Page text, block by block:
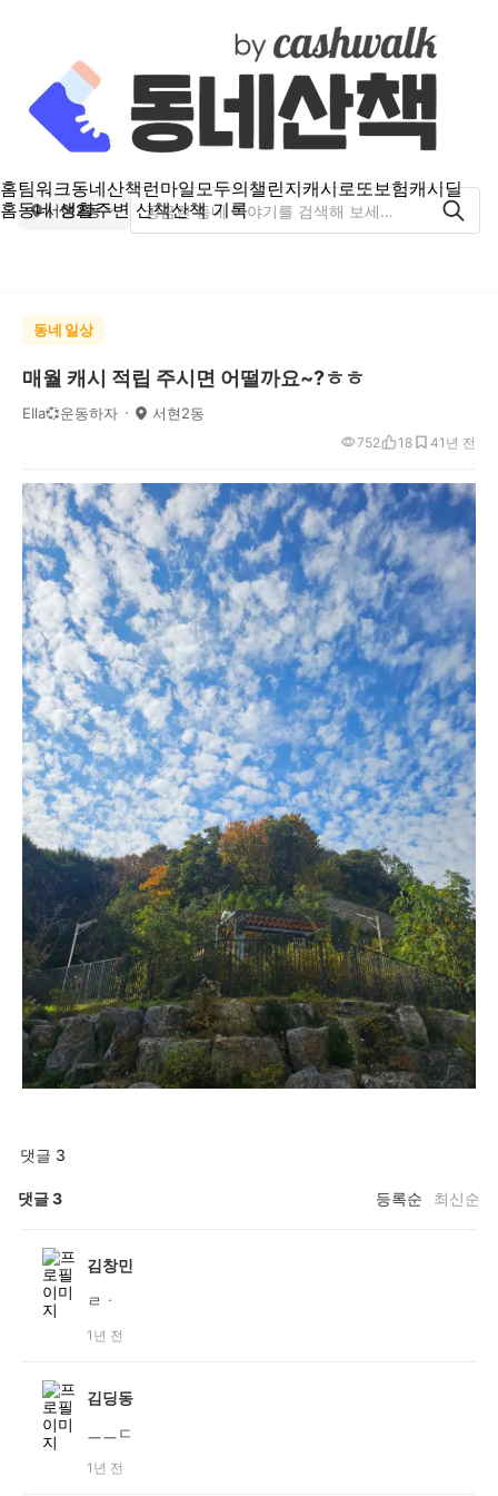
홈팀워크동네산책런마일모두의챌린지캐시로또보험캐시딜
홈동네 생활주변 산책산책 기록
서현2동
동네 일상
매월 캐시 적립 주시면 어떨까요~?ㅎㅎ
EIla💞운동하자 서현2동
1년 전
752 18 4
댓글 3
댓글3 등록순 최신순
김창민
ㄹㆍ
1년 전
김딩동
ㅡㅡㄷ
1년 전